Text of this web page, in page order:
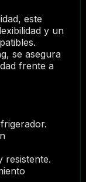
este
y un
se asegura
frente a
resistente.